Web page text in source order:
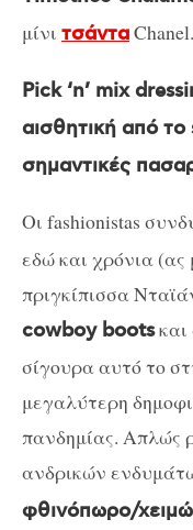
μίνι τσάνταChanel.
Pick ‘n’ mix
αισθητική από το
σημαντικές
Οι fashionistas
εδώ και χρόνια (ας
πριγκίπισσα
cowboy bootsκαι
σίγουρα αυτό το
μεγαλύτερη
πανδημίας. Απλώς
ανδρικών
φθινόπωρο/